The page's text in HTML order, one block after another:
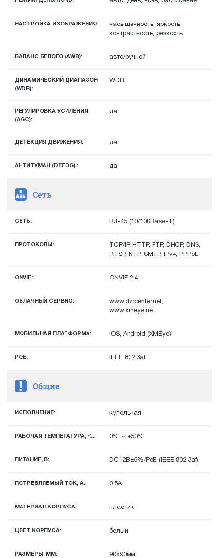
НАСТРОЙКА ИЗОБРАЖЕНИЯ:
насыщенность, яркость,
контрастность, резкость
БАЛАНС БЕЛОГО (AWB): авто/ручной
ДИНАМИЧЕСКИЙ ДИАПАЗОН
(WDR):
WDR
РЕГУЛИРОВКА УСИЛЕНИЯ
(AGC):
да
ДЕТЕКЦИЯ ДВИЖЕНИЯ: да
АНТИТУМАН (DEFOG) : да
Сеть
СЕТЬ: RJ-45 (10/100Base-T)
ПРОТОКОЛЫ:
TCP/IP, HTTP, FTP, DHCP, DNS,
RTSP, NTP, SMTP, IPv4, PPPoE
ONVIF: ONVIF 2.4
ОБЛАЧНЫЙ СЕРВИС:
www.dvrcenter.net,
www.xmeye.net
МОБИЛЬНАЯ ПЛАТФОРМА: iOS, Android (XMEye)
POE: IEEE 802.3af
Общие
ИСПОЛНЕНИЕ: купольная
РАБОЧАЯ ТЕМПЕРАТУРА, ℃: 0℃ ~ +50℃
ПИТАНИЕ, В: DС12В±5%/PoE (IEEE 802.3af)
ПОТРЕБЛЯЕМЫЙ ТОК, А: 0.5А
МАТЕРИАЛ КОРПУСА: пластик
ЦВЕТ КОРПУСА: белый
РАЗМЕРЫ, ММ: 90х90мм